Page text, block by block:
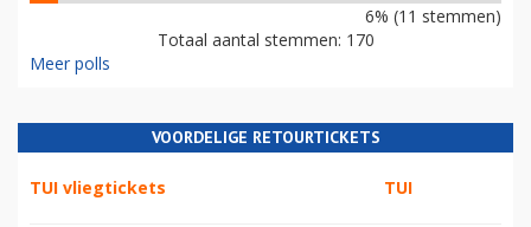
6% (11 stemmen)
Totaal aantal stemmen: 170
Meer polls
VOORDELIGE RETOURTICKETS
TUI vliegtickets TUI